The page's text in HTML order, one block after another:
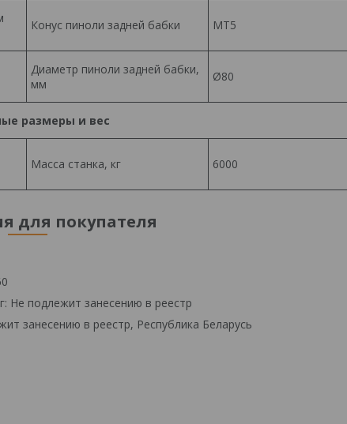
Конус пиноли задней бабки MT5
Диаметр пиноли задней бабки,
мм
Ø80
размеры и вес
Масса станка, кг 6000
для покупателя
Не подлежит занесению в реестр
занесению в реестр, Республика Беларусь